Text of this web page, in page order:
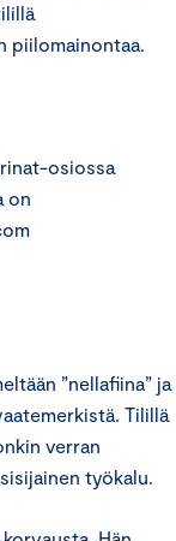
piilomainontaa.
osiossa
on
”nellafiina” ja
Tilillä
verran
työkalu.